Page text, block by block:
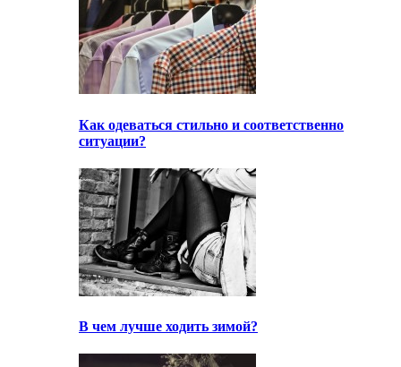
Как одеваться стильно и соответственно
ситуации?
В чем лучше ходить зимой?